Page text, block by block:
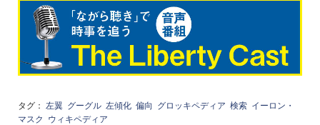
タグ： 左翼 グーグル 左傾化 偏向 グロッキペディア 検索 イーロン・
マスク ウィキペディア